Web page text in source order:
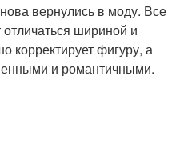
вернулись в моду. Все
шириной и
корректирует фигуру, а
и романтичными.